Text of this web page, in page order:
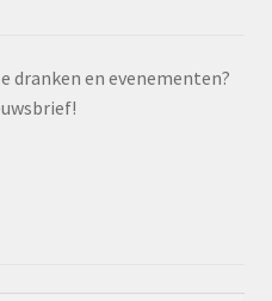
dranken en evenementen?